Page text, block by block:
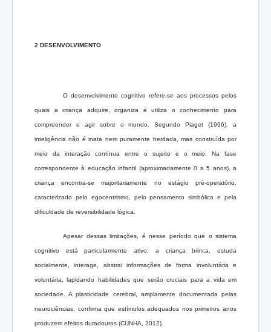
2 DESENVOLVIMENTO
O desenvolvimento cognitivo refere-se aos processos pelos
quais a criança adquire, organiza e utiliza o conhecimento para
compreender e agir sobre o mundo. Segundo Piaget (1996), a
inteligência não é inata nem puramente herdada, mas construída por
meio da interação contínua entre o sujeito e o meio. Na fase
correspondente à educação infantil (aproximadamente 0 a 5 anos), a
criança encontra-se majoritariamente no estágio pré-operatório,
caracterizado pelo egocentrismo, pelo pensamento simbólico e pela
dificuldade de reversibilidade lógica.
Apesar dessas limitações, é nesse período que o sistema
cognitivo está particularmente ativo: a criança brinca, estuda
socialmente, interage, abstrai informações de forma involuntária e
voluntária, lapidando habilidades que serão cruciais para a vida em
sociedade. A plasticidade cerebral, amplamente documentada pelas
neurociências, confirma que estímulos adequados nos primeiros anos
produzem efeitos duradouros (CUNHA, 2012).